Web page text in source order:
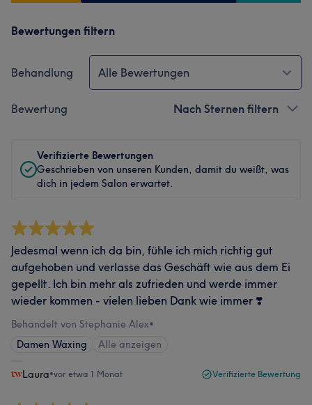
Bewertungen filtern
Behandlung Alle Bewertungen
Bewertung Nach Sternen filtern
Verifizierte Bewertungen
Geschrieben von unseren Kunden, damit du weißt, was
dich in jedem Salon erwartet.
Jedesmal wenn ich da bin, fühle ich mich richtig gut
aufgehoben und verlasse das Geschäft wie aus dem Ei
gepellt. Ich bin mehr als zufrieden und werde immer
wieder kommen - vielen lieben Dank wie immer ❣️
Behandelt von Stephanie Alex•
Damen Waxing
Alle anzeigen
Laura•vor etwa 1 Monat Verifizierte Bewertung